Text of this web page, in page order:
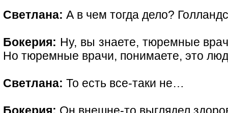
Светлана: А в чем тогда дело?
Бокерия: Ну, вы знаете, тюремные
Но тюремные врачи, понимаете, это
Светлана: То есть все-таки не…